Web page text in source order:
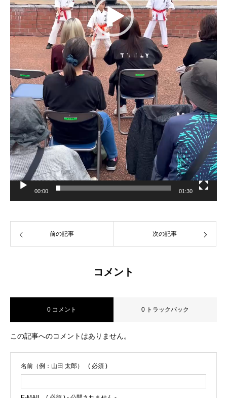
00:00 01:30
前の記事 次の記事
コメント
0 コメント 0 トラックバック
この記事へのコメントはありません。
名前（例：山田 太郎） ( 必須 )